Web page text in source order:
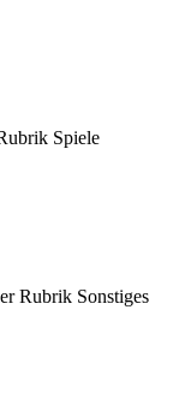
Spiele
Rubrik Sonstiges